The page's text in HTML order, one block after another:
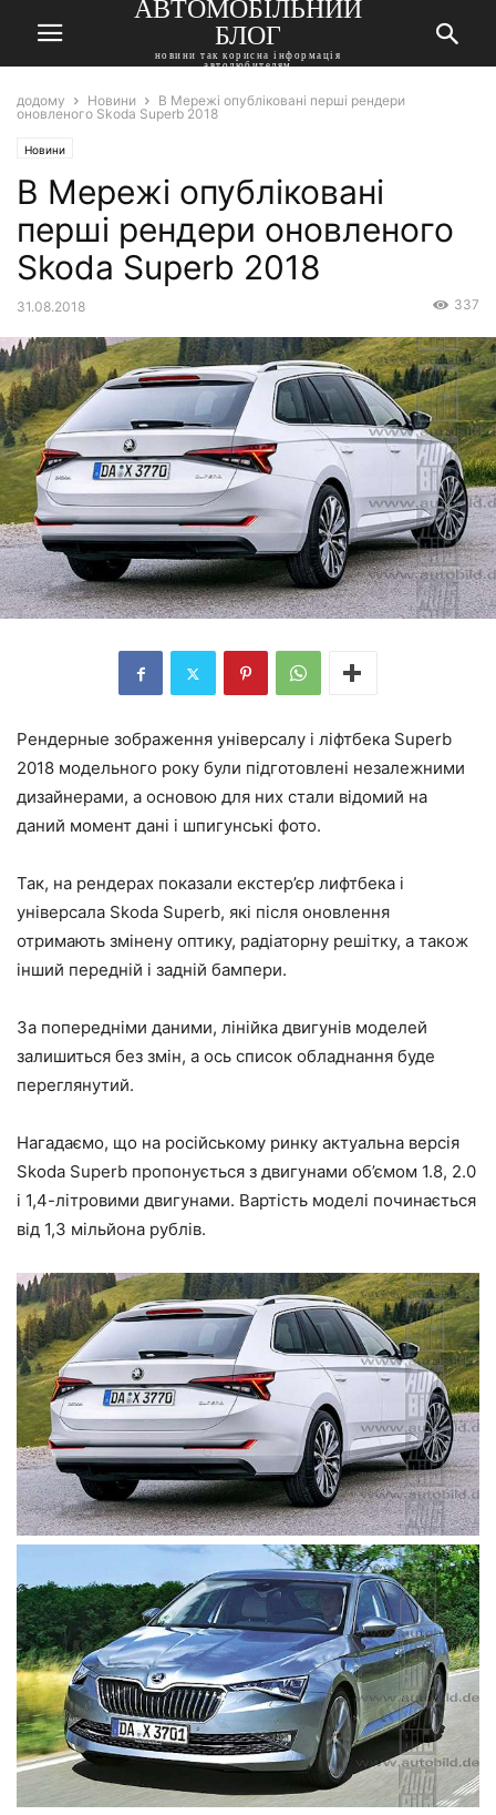
АВТОМОБІЛЬНИЙ
БЛОГ
новини так корисна інформація
автолюбителям
додому Новини
В Мережі опубліковані перші рендери
оновленого Skoda Superb 2018
Новини
В Мережі опубліковані
перші рендери оновленого
Skoda Superb 2018
31.08.2018 337
Рендерные зображення універсалу і ліфтбека Superb
2018 модельного року були підготовлені незалежними
дизайнерами, а основою для них стали відомий на
даний момент дані і шпигунські фото.
Так, на рендерах показали екстер’єр лифтбека і
універсала Skoda Superb, які після оновлення
отримають змінену оптику, радіаторну решітку, а також
інший передній і задній бампери.
За попередніми даними, лінійка двигунів моделей
залишиться без змін, а ось список обладнання буде
переглянутий.
Нагадаємо, що на російському ринку актуальна версія
Skoda Superb пропонується з двигунами об’ємом 1.8, 2.0
і 1,4-літровими двигунами. Вартість моделі починається
від 1,3 мільйона рублів.